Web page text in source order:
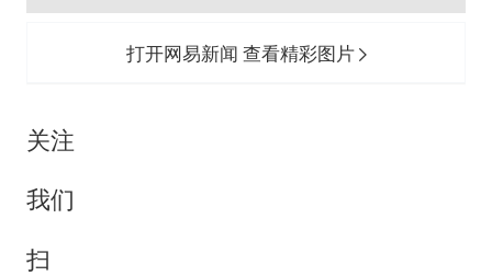
打开网易新闻 查看精彩图片
关注
我们
扫